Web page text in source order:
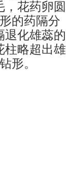
，花药卵圆
的药隔分
退化雄蕊的
柱略超出雄
形。